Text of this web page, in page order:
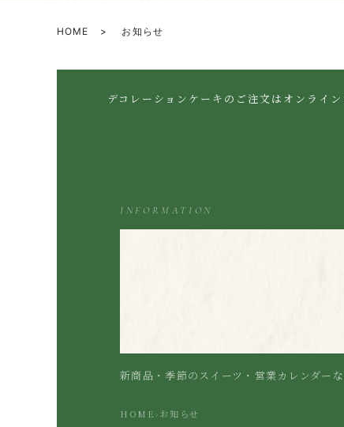
HOME お知らせ
デコレーションケーキのご注文はオンライ
INFORMATION
新商品・季節のスイーツ・営業カレンダー
HOME ›お知らせ